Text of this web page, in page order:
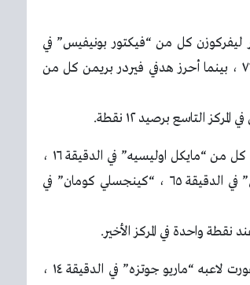
ليفركوزن كل من “فيكتور بونيفيس” في
الدقيقة ٣٠ ، “فيلكس اجو” لاعب فيردر بريمن بالخطأ في مرماه في الدقيقة ٧٧ ، بينما أحرز هدفي فيردر بريمن كل من
وتغلب بايرن ميونيخ على بوخوم بخماسية نظيفة ، سجل اهداف بايرن ميونيخ كل من “مايكل اوليسيه” في الدقيقة ١٦ ،
“جمال موسيلا” في الدقيقة ٢٦ ، “هاري كين” في الدقيقة ٥٧ ، “ليروي ساني” في الدقيقة ٦٥ ، “كينجسلي كومان” في
وتعادل يونيون برلين مع اينتراخت فرانكفورت بهدف لمثله ، سجل هدف فرانكفورت لاعبه “ماريو جوتزه” في الدقيقة ١٤ ،